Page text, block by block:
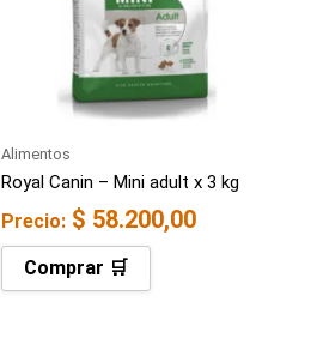
Alimentos
Royal Canin – Mini adult x 3 kg
Precio: $ 58.200,00
Comprar 🛒